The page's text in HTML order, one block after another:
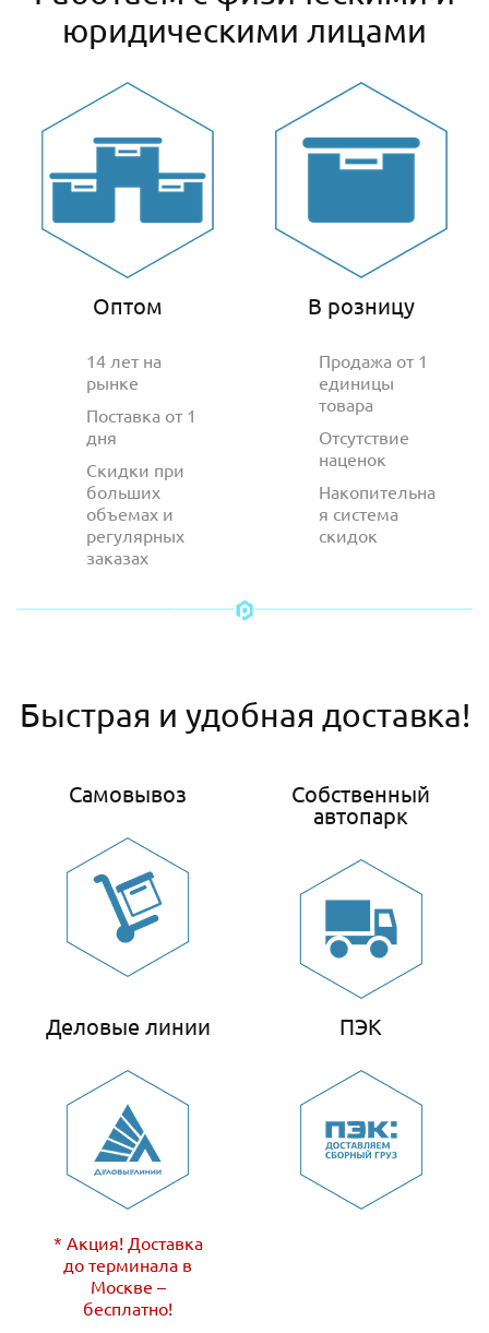
юридическими лицами
Оптом
14 лет на
рынке
Поставка от 1
дня
Скидки при
больших
объемах и
регулярных
заказах
В розницу
Продажа от 1
единицы
товара
Отсутствие
наценок
Накопительна
я система
скидок
Быстрая и удобная доставка!
Самовывоз
Собственный
автопарк
Деловые линии
* Акция! Доставка
до терминала в
Москве –
бесплатно!
ПЭК